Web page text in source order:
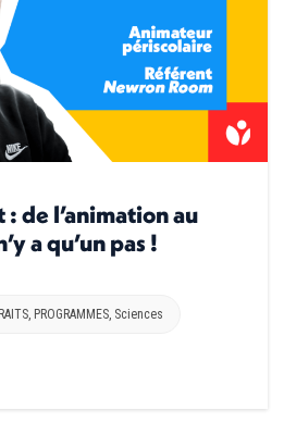
de l’animation au
a qu’un pas !
, PROGRAMMES, Sciences